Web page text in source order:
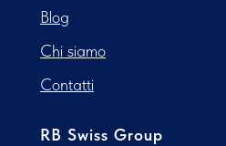
Blog
Chi siamo
Contatti
RB Swiss Group